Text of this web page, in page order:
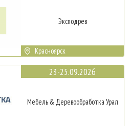
Эксподрев
Красноярск
23-25.09.2026
Мебель & Деревообработка Урал